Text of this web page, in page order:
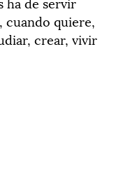
cuando quiere,
crear, vivir